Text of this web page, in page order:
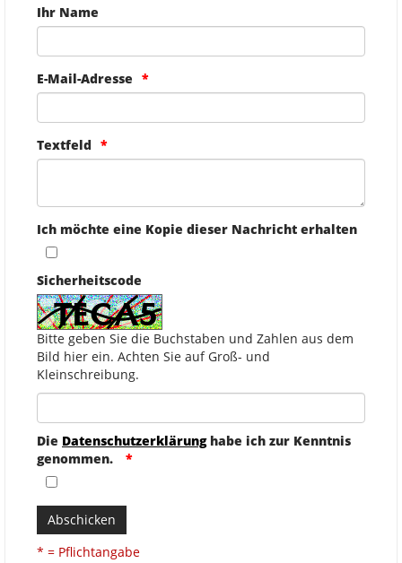
Ihr Name
E-Mail-Adresse
Textfeld
Ich möchte eine Kopie dieser Nachricht erhalten
Sicherheitscode
Bitte geben Sie die Buchstaben und Zahlen aus dem
Bild hier ein. Achten Sie auf Groß- und
Kleinschreibung.
Die Datenschutzerklärunghabe ich zur Kenntnis
genommen.
Abschicken
* = Pflichtangabe